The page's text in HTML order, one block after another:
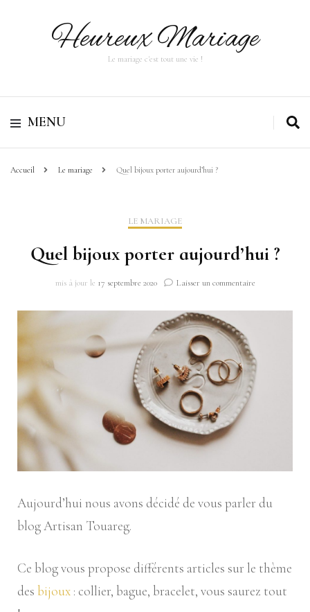
Heureux Mariage
Le mariage c'est tout une vie !
MENU
Accueil Le mariage Quel bijoux porter aujourd’hui ?
LE MARIAGE
Quel bijoux porter aujourd’hui ?
mis à jour le 17 septembre 2020 Laisser un commentairesur
bijoux
Aujourd’hui nous avons décidé de vous parler du
blog Artisan Touareg.
Ce blog vous propose différents articles sur le thème
des bijoux : collier, bague, bracelet, vous saurez tout